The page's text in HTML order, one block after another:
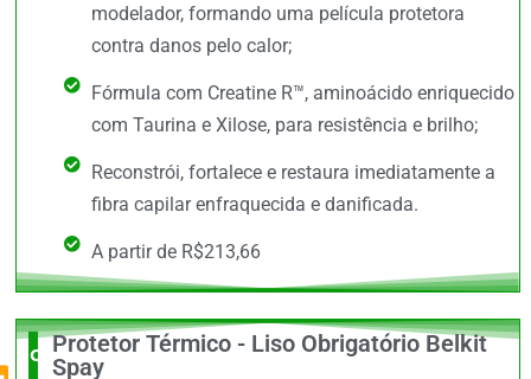
modelador, formando uma película protetora
contra danos pelo calor;
Fórmula com Creatine R™, aminoácido enriquecido
com Taurina e Xilose, para resistência e brilho;
Reconstrói, fortalece e restaura imediatamente a
fibra capilar enfraquecida e danificada.
A partir de R$213,66
O Mais
Protetor Térmico - Liso Obrigatório Belkit
Spay